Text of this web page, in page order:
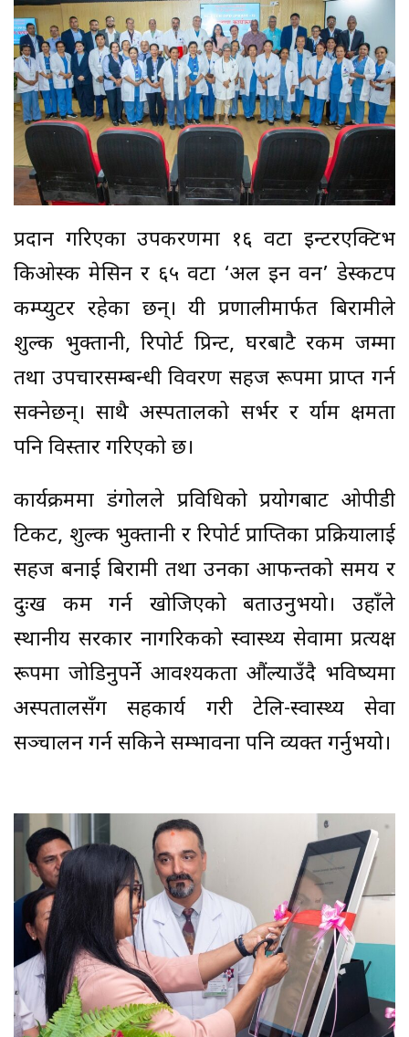
प्रदान गरिएका उपकरणमा १६ वटा इन्टरएक्टिभ
किओस्क मेसिन र ६५ वटा ‘अल इन वन’ डेस्कटप
कम्प्युटर रहेका छन्। यी प्रणालीमार्फत बिरामीले
शुल्क भुक्तानी, रिपोर्ट प्रिन्ट, घरबाटै रकम जम्मा
तथा उपचारसम्बन्धी विवरण सहज रूपमा प्राप्त गर्न
सक्नेछन्। साथै अस्पतालको सर्भर र र्याम क्षमता
पनि विस्तार गरिएको छ।
कार्यक्रममा डंगोलले प्रविधिको प्रयोगबाट ओपीडी
टिकट, शुल्क भुक्तानी र रिपोर्ट प्राप्तिका प्रक्रियालाई
सहज बनाई बिरामी तथा उनका आफन्तको समय र
दुःख कम गर्न खोजिएको बताउनुभयो। उहाँले
स्थानीय सरकार नागरिकको स्वास्थ्य सेवामा प्रत्यक्ष
रूपमा जोडिनुपर्ने आवश्यकता औंल्याउँदै भविष्यमा
अस्पतालसँग सहकार्य गरी टेलि-स्वास्थ्य सेवा
सञ्चालन गर्न सकिने सम्भावना पनि व्यक्त गर्नुभयो।